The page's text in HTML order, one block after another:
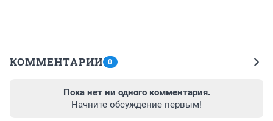
КОММЕНТАРИИ 0
Пока нет ни одного комментария.
Начните обсуждение первым!